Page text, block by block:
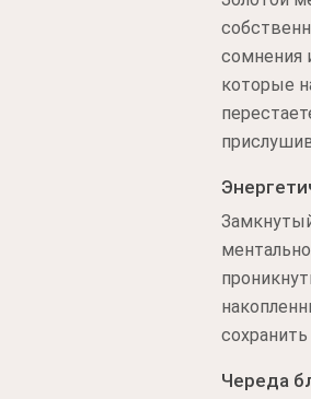
сомнения
которые
Череда